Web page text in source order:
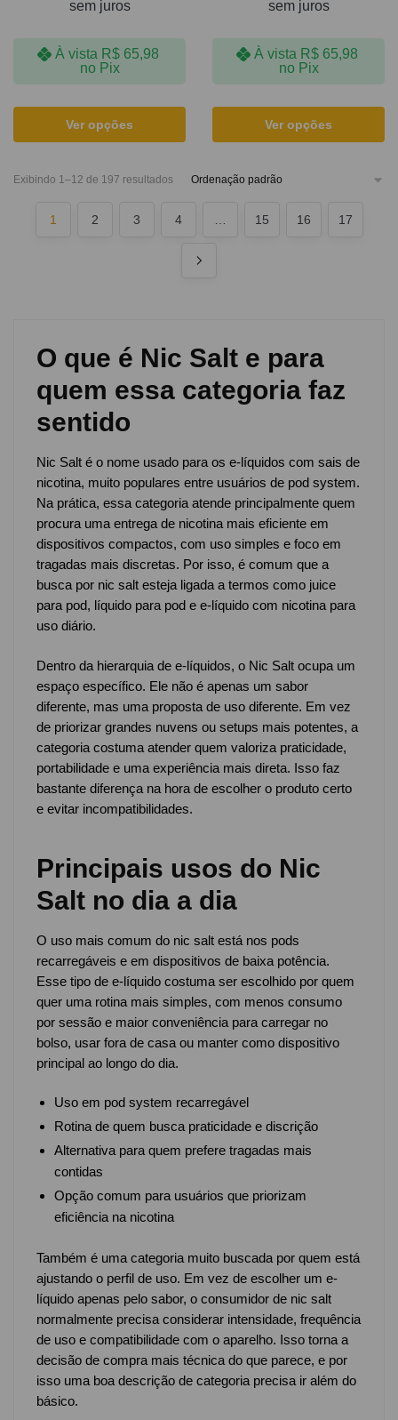
sem juros
À vista R$65,98
no Pix
Ver opções
sem juros
À vista R$65,98
no Pix
Ver opções
Exibindo 1–12 de 197 resultados
1 2 3 4 … 15 16 17
O que é Nic Salt e para
quem essa categoria faz
sentido
Nic Salt é o nome usado para os e-líquidos com sais de
nicotina, muito populares entre usuários de pod system.
Na prática, essa categoria atende principalmente quem
procura uma entrega de nicotina mais eficiente em
dispositivos compactos, com uso simples e foco em
tragadas mais discretas. Por isso, é comum que a
busca por nic salt esteja ligada a termos como juice
para pod, líquido para pod e e-líquido com nicotina para
uso diário.
Dentro da hierarquia de e-líquidos, o Nic Salt ocupa um
espaço específico. Ele não é apenas um sabor
diferente, mas uma proposta de uso diferente. Em vez
de priorizar grandes nuvens ou setups mais potentes, a
categoria costuma atender quem valoriza praticidade,
portabilidade e uma experiência mais direta. Isso faz
bastante diferença na hora de escolher o produto certo
e evitar incompatibilidades.
Principais usos do Nic
Salt no dia a dia
O uso mais comum do nic salt está nos pods
recarregáveis e em dispositivos de baixa potência.
Esse tipo de e-líquido costuma ser escolhido por quem
quer uma rotina mais simples, com menos consumo
por sessão e maior conveniência para carregar no
bolso, usar fora de casa ou manter como dispositivo
principal ao longo do dia.
Uso em pod system recarregável
Rotina de quem busca praticidade e discrição
Alternativa para quem prefere tragadas mais
contidas
Opção comum para usuários que priorizam
eficiência na nicotina
Também é uma categoria muito buscada por quem está
ajustando o perfil de uso. Em vez de escolher um e-
líquido apenas pelo sabor, o consumidor de nic salt
normalmente precisa considerar intensidade, frequência
de uso e compatibilidade com o aparelho. Isso torna a
decisão de compra mais técnica do que parece, e por
isso uma boa descrição de categoria precisa ir além do
básico.